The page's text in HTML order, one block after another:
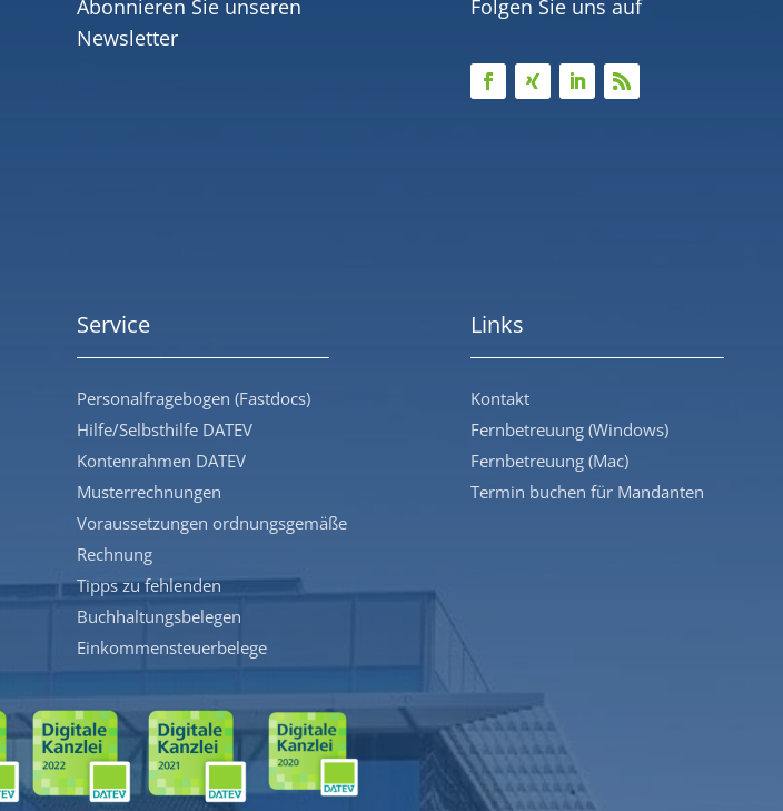
Abonnieren Sie unseren
Newsletter
Folgen Sie uns auf
Service
Personalfragebogen (Fastdocs)
Hilfe/Selbsthilfe DATEV
Kontenrahmen DATEV
Musterrechnungen
Voraussetzungen ordnungsgemäße
Rechnung
Tipps zu fehlenden
Buchhaltungsbelegen
Einkommensteuerbelege
Links
Kontakt
Fernbetreuung (Windows)
Fernbetreuung (Mac)
Termin buchen für Mandanten